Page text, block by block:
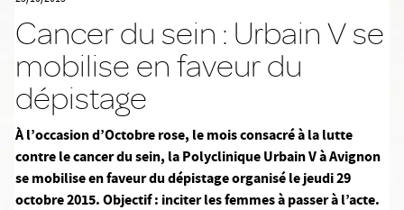
Cancer du sein : Urbain V se
mobilise en faveur du
dépistage
À l’occasion d’Octobre rose, le mois consacré à la lutte
contre le cancer du sein, la Polyclinique Urbain V à Avignon
se mobilise en faveur du dépistage organisé le jeudi 29
octobre 2015. Objectif : inciter les femmes à passer à l’acte.